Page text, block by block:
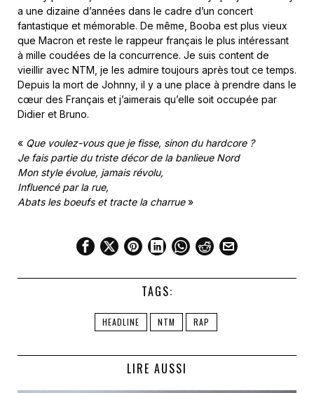
a une dizaine d’années dans le cadre d’un concert
fantastique et mémorable. De même, Booba est plus vieux
que Macron et reste le rappeur français le plus intéressant
à mille coudées de la concurrence. Je suis content de
vieillir avec NTM, je les admire toujours après tout ce temps.
Depuis la mort de Johnny, il y a une place à prendre dans le
cœur des Français et j’aimerais qu’elle soit occupée par
Didier et Bruno.
« Que voulez-vous que je fisse, sinon du hardcore ?
Je fais partie du triste décor de la banlieue Nord
Mon style évolue, jamais révolu,
Influencé par la rue,
Abats les boeufs et tracte la charrue»
TAGS:
HEADLINE NTM RAP
LIRE AUSSI